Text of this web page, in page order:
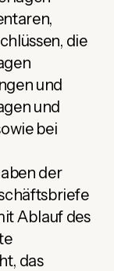
die
und
und
bei
der
Ablauf des
das